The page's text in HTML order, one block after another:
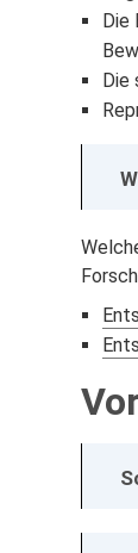
Die
Die